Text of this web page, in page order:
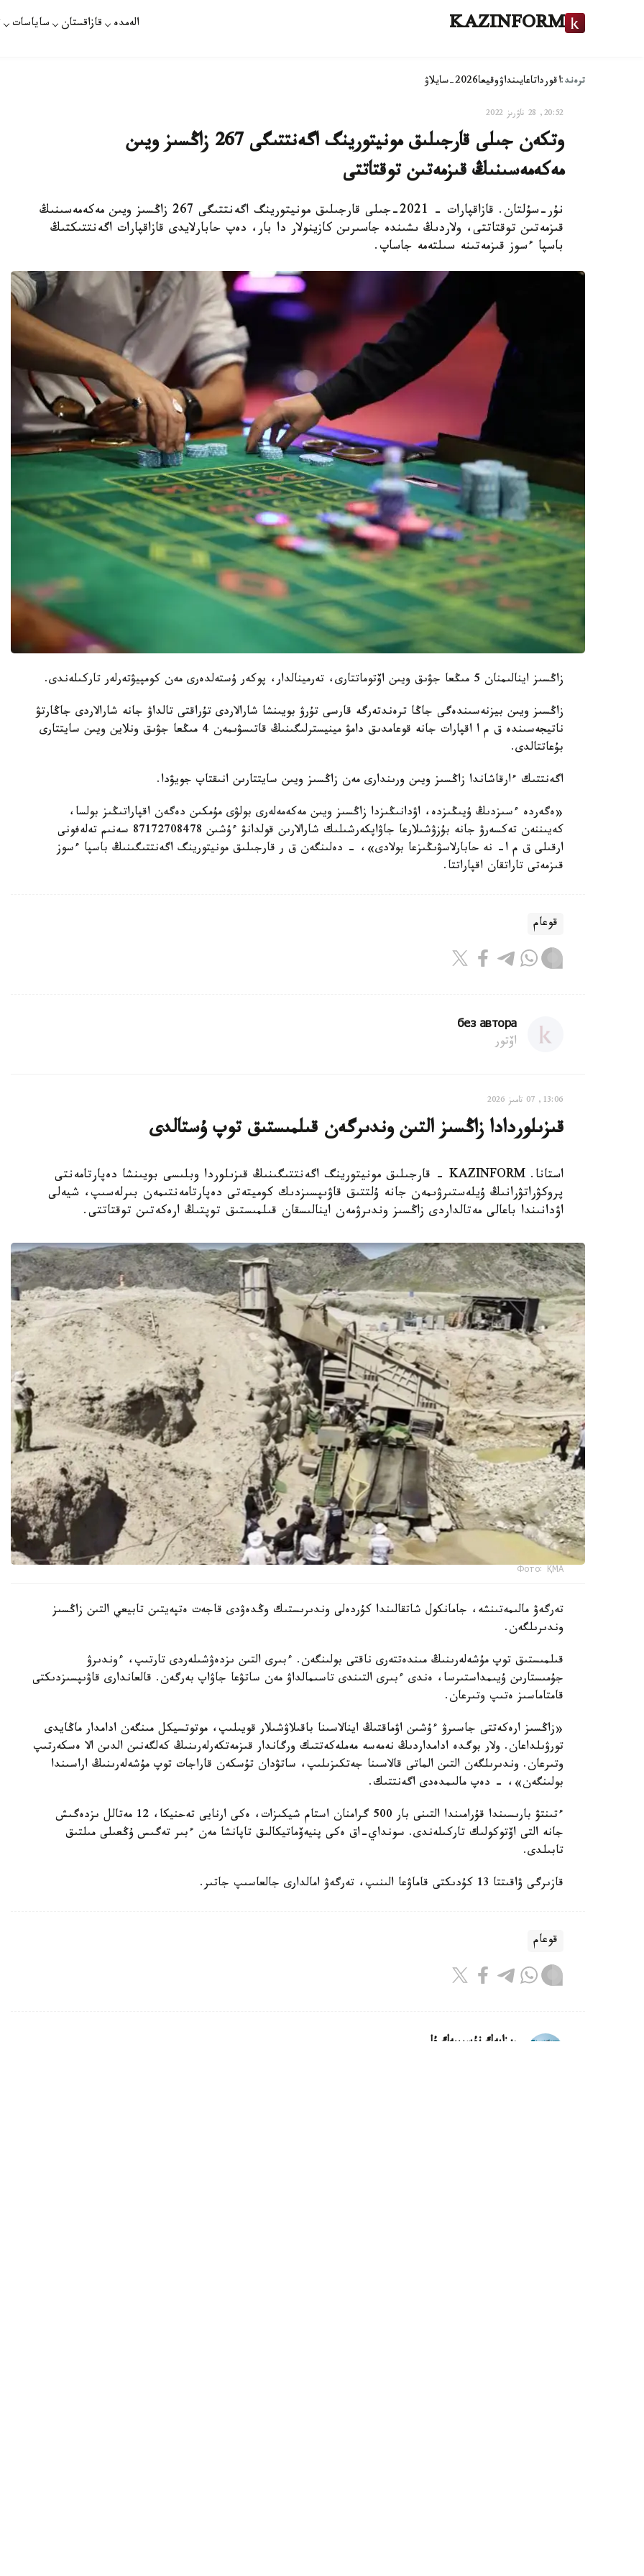
KAZINFORM الەمدە قازاقستان ساياسات
ترەند:اقورداتاعايىنداۋوقيعا2026-سايلاۋ
20:52, 28 ناۋرىز 2022
وتكەن جىلى قارجىلىق مونيتورينگ اگەنتتىگى 267 زاڭسىز ويىن
مەكەمەسىنىڭ قىزمەتىن توقتاتتى
نۇر-سۇلتان. قازاقپارات - 2021-جىلى قارجىلىق مونيتورينگ اگەنتتىگى 267 زاڭسىز ويىن مەكەمەسىنىڭ
قىزمەتىن توقتاتتى، ولاردىڭ ىشىندە جاسىرىن كازينولار دا بار، دەپ حابارلايدى قازاقپارات اگەنتتىكتىڭ
باسپا ءسوز قىزمەتىنە سىلتەمە جاساپ.
زاڭسىز اينالىمنان 5 مىڭعا جۋىق ويىن اۆتوماتتارى، تەرمينالدار، پوكەر ۇستەلدەرى مەن كومپيۋتەرلەر تاركىلەندى.
زاڭسىز ويىن بيزنەسىندەگى جاڭا ترەندتەرگە قارسى تۇرۋ بويىنشا شارالاردى تۇراقتى تالداۋ جانە شارالاردى جاڭارتۋ
ناتيجەسىندە ق م ا اقپارات جانە قوعامدىق دامۋ مينيسترلىگىنىڭ قاتىسۋىمەن 4 مىڭعا جۋىق ونلاين ويىن سايتتارى
بۇعاتتالدى.
اگەنتتىك ءارقاشاندا زاڭسىز ويىن ورىندارى مەن زاڭسىز ويىن سايتتارىن انىقتاپ جويۋدا.
«ەگەردە ءسىزدىڭ ۇيىڭىزدە، اۋدانىڭىزدا زاڭسىز ويىن مەكەمەلەرى بولۋى مۇمكىن دەگەن اقپاراتىڭىز بولسا،
كەيىننەن تەكسەرۋ جانە بۇزۋشىلارعا جاۋاپكەرشىلىك شارالارىن قولدانۋ ءۇشىن 87172708478 سەنىم تەلەفونى
ارقىلى ق م ا- نە حابارلاسۋىڭىزعا بولادى»، - دەلىنگەن ق ر قارجىلىق مونيتورينگ اگەنتتىگىنىڭ باسپا ءسوز
قىزمەتى تاراتقان اقپاراتتا.
قوعام
без автора
اۆتور
13:06, 07 تامىز 2026
قىزىلوردادا زاڭسىز التىن وندىرگەن قىلمىستىق توپ ۇستالدى
استانا. KAZINFORM - قارجىلىق مونيتورينگ اگەنتتىگىنىڭ قىزىلوردا وبلىسى بويىنشا دەپارتامەنتى
پروكۋراتۋرانىڭ ۇيلەستىرۋىمەن جانە ۇلتتىق قاۋىپسىزدىك كوميتەتى دەپارتامەنتىمەن بىرلەسىپ، شيەلى
اۋدانىندا باعالى مەتالداردى زاڭسىز وندىرۋمەن اينالىسقان قىلمىستىق توپتىڭ ارەكەتىن توقتاتتى.
Фото: ҚМА
تەرگەۋ مالىمەتىنشە، جامانكول شاتقالىندا كۇردەلى وندىرىستىك وڭدەۋدى قاجەت ەتپەيتىن تابيعي التىن زاڭسىز
وندىرىلگەن.
قىلمىستىق توپ مۇشەلەرىنىڭ مىندەتتەرى ناقتى بولىنگەن. ءبىرى التىن ىزدەۋشىلەردى تارتىپ، ءوندىرۋ
جۇمىستارىن ۇيىمداستىرسا، ەندى ءبىرى التىندى تاسىمالداۋ مەن ساتۋعا جاۋاپ بەرگەن. قالعاندارى قاۋىپسىزدىكتى
قامتاماسىز ەتىپ وتىرعان.
«زاڭسىز ارەكەتتى جاسىرۋ ءۇشىن اۋماقتىڭ اينالاسىنا باقىلاۋشىلار قويىلىپ، موتوتسيكل مىنگەن ادامدار ماڭايدى
تورۋىلداعان. ولار بوگدە ادامداردىڭ نەمەسە مەملەكەتتىك ورگاندار قىزمەتكەرلەرىنىڭ كەلگەنىن الدىن الا ەسكەرتىپ
وتىرعان. وندىرىلگەن التىن الماتى قالاسىنا جەتكىزىلىپ، ساتۋدان تۇسكەن قاراجات توپ مۇشەلەرىنىڭ اراسىندا
بولىنگەن»، - دەپ مالىمدەدى اگەنتتىك.
ءتىنتۋ بارىسىندا قۇرامىندا التىنى بار 500 گرامنان استام شيكىزات، ەكى ارنايى تەحنيكا، 12 مەتالل ىزدەگىش
جانە التى اۆتوكولىك تاركىلەندى. سونداي-اق ەكى پنيەۆماتيكالىق تاپانشا مەن ءبىر تەگىس ۇڭعىلى مىلتىق
تابىلدى.
قازىرگى ۋاقىتتا 13 كۇدىكتى قاماۋعا الىنىپ، تەرگەۋ امالدارى جالعاسىپ جاتىر.
قوعام
ريزابەك نۇسىپبەك ۇلى